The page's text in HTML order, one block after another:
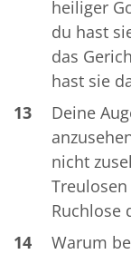
heiliger
du hast
das
hast sie
13
Deine
nicht
Ruchlose
14
Warum